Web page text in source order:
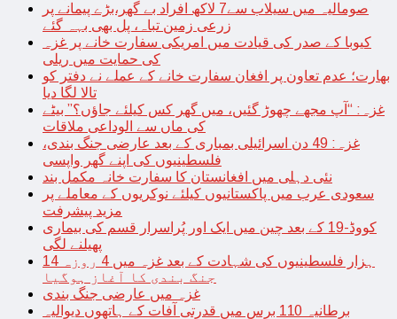
صومالیہ میں سیلاب سے7 لاکھ افراد بے گھر،بڑے پیمانے پر
زرعی زمین تباہ، پل بھی بہہ گئے
کیوبا کے صدر کی قیادت میں امریکی سفارت خانے پر غزہ
کی حمایت میں ریلی
بھارت؛ عدم تعاون پر افغان سفارت خانے کے عملے نے دفتر کو
تالا لگا دیا
غزہ: “آپ مجھے چھوڑ گئیں، میں گھر کس کیلئے جاؤں؟” بیٹے
کی ماں سے الوداعی ملاقات
غزہ: 49 دن اسرائیلی بمباری کے بعد عارضی جنگ بندی،
فلسطینیوں کی اپنے گھر واپسی
نئی دہلی میں افغانستان کا سفارت خانہ مکمل بند
سعودی عرب میں پاکستانیوں کیلئے نوکریوں کے معاملے پر
مزید پیشرفت
کووڈ-19 کے بعد چین میں ایک اور پُراسرار قسم کی بیماری
پھیلنے لگی
14 ہزار فلسطینیوں کی شہادت کے بعد غزہ میں 4 روزہ
جنگ بندی کا آغاز ہوگیا
غزہ میں عارضی جنگ بندی
برطانیہ 110 برس میں قدرتی آفات کے ہاتھوں دیوالیہ